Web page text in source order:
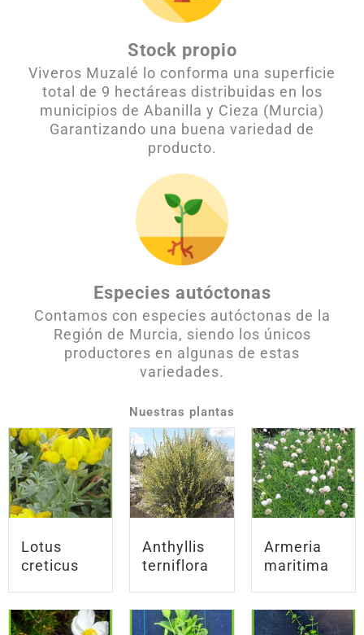
Stock propio
Viveros Muzalé lo conforma una superficie
total de 9 hectáreas distribuidas en los
municipios de Abanilla y Cieza (Murcia)
Garantizando una buena variedad de
producto.
Especies autóctonas
Contamos con especies autóctonas de la
Región de Murcia, siendo los únicos
productores en algunas de estas
variedades.
Nuestras plantas
Lotus
creticus
Anthyllis
terniflora
Armeria
maritima